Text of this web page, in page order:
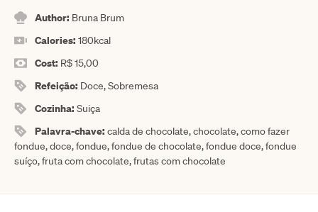
Author: Bruna Brum
Calories:180kcal
Cost: R$ 15,00
Refeição: Doce, Sobremesa
Cozinha:Suiça
Palavra-chave:calda de chocolate, chocolate, como fazer
fondue, doce, fondue, fondue de chocolate, fondue doce, fondue
suíço, fruta com chocolate, frutas com chocolate